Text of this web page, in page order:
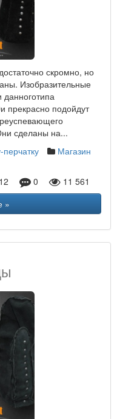
скромно, но
Изобразительные
данноготипа
прекрасно подойдут
сделаны на...
перчатку
Магазин
0
11 561
»